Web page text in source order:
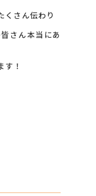
くさん伝わり
さん本当にあ
す！